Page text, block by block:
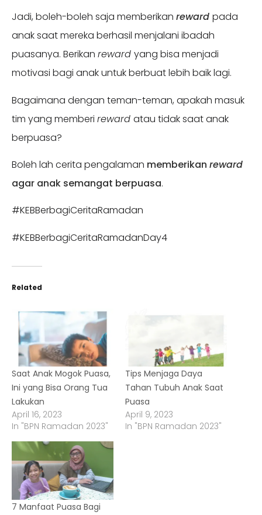
Jadi, boleh-boleh saja memberikan reward pada
anak saat mereka berhasil menjalani ibadah
puasanya. Berikan reward yang bisa menjadi
motivasi bagi anak untuk berbuat lebih baik lagi.
Bagaimana dengan teman-teman, apakah masuk
tim yang memberi reward atau tidak saat anak
berpuasa?
Boleh lah cerita pengalaman memberikan reward
agar anak semangat berpuasa.
#KEBBerbagiCeritaRamadan
#KEBBerbagiCeritaRamadanDay4
Related
Saat Anak Mogok Puasa,
Ini yang Bisa Orang Tua
Lakukan
April 16, 2023
In "BPN Ramadan 2023"
Tips Menjaga Daya
Tahan Tubuh Anak Saat
Puasa
April 9, 2023
In "BPN Ramadan 2023"
7 Manfaat Puasa Bagi